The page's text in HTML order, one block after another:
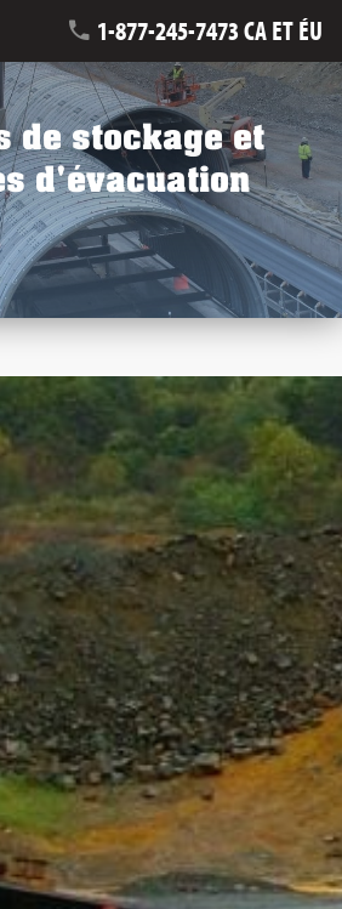
1-877-245-7473 CA ET ÉU
de stockage et
d'évacuation